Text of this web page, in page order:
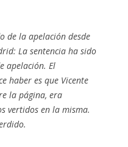
de la apelación desde
La sentencia ha sido
apelación. El
haber es que Vicente
la página, era
vertidos en la misma.